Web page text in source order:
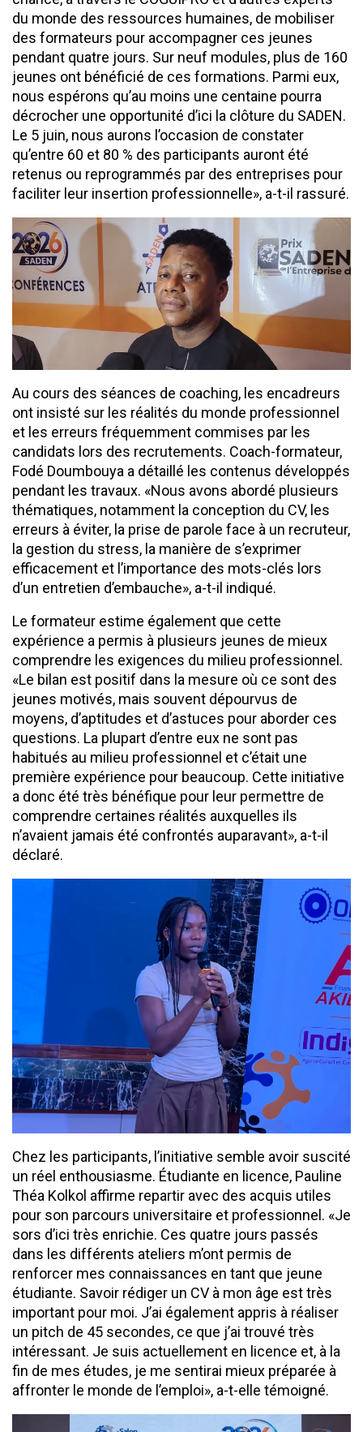
du monde des ressources humaines, de mobiliser
des formateurs pour accompagner ces jeunes
pendant quatre jours. Sur neuf modules, plus de 160
jeunes ont bénéficié de ces formations. Parmi eux,
nous espérons qu’au moins une centaine pourra
décrocher une opportunité d’ici la clôture du SADEN.
Le 5 juin, nous aurons l’occasion de constater
qu’entre 60 et 80 % des participants auront été
retenus ou reprogrammés par des entreprises pour
faciliter leur insertion professionnelle», a-t-il rassuré.
Au cours des séances de coaching, les encadreurs
ont insisté sur les réalités du monde professionnel
et les erreurs fréquemment commises par les
candidats lors des recrutements. Coach-formateur,
Fodé Doumbouya a détaillé les contenus développés
pendant les travaux. «Nous avons abordé plusieurs
thématiques, notamment la conception du CV, les
erreurs à éviter, la prise de parole face à un recruteur,
la gestion du stress, la manière de s’exprimer
efficacement et l’importance des mots-clés lors
d’un entretien d’embauche», a-t-il indiqué.
Le formateur estime également que cette
expérience a permis à plusieurs jeunes de mieux
comprendre les exigences du milieu professionnel.
«Le bilan est positif dans la mesure où ce sont des
jeunes motivés, mais souvent dépourvus de
moyens, d’aptitudes et d’astuces pour aborder ces
questions. La plupart d’entre eux ne sont pas
habitués au milieu professionnel et c’était une
première expérience pour beaucoup. Cette initiative
a donc été très bénéfique pour leur permettre de
comprendre certaines réalités auxquelles ils
n’avaient jamais été confrontés auparavant», a-t-il
déclaré.
Chez les participants, l’initiative semble avoir suscité
un réel enthousiasme. Étudiante en licence, Pauline
Théa Kolkol affirme repartir avec des acquis utiles
pour son parcours universitaire et professionnel. «Je
sors d’ici très enrichie. Ces quatre jours passés
dans les différents ateliers m’ont permis de
renforcer mes connaissances en tant que jeune
étudiante. Savoir rédiger un CV à mon âge est très
important pour moi. J’ai également appris à réaliser
un pitch de 45 secondes, ce que j’ai trouvé très
intéressant. Je suis actuellement en licence et, à la
fin de mes études, je me sentirai mieux préparée à
affronter le monde de l’emploi», a-t-elle témoigné.